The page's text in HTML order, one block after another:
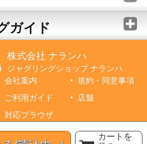
カートを
ガイド
株式会社 ナランハ
ジャグリングショップ ナランハ
会社案内
規約・同意事項
ご利用ガイド
店舗
対応ブラウザ
Inc. All Rights Reserved.